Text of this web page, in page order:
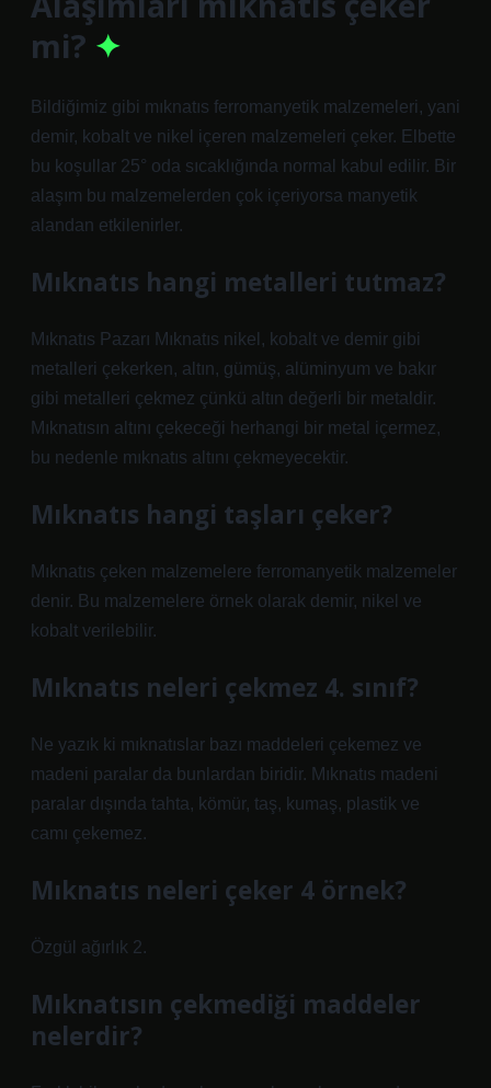
mi?
Bildiğimiz gibi mıknatıs ferromanyetik malzemeleri, yani
demir, kobalt ve nikel içeren malzemeleri çeker. Elbette
bu koşullar 25° oda sıcaklığında normal kabul edilir. Bir
alaşım bu malzemelerden çok içeriyorsa manyetik
alandan etkilenirler.
Mıknatıs hangi metalleri tutmaz?
Mıknatıs Pazarı Mıknatıs nikel, kobalt ve demir gibi
metalleri çekerken, altın, gümüş, alüminyum ve bakır
gibi metalleri çekmez çünkü altın değerli bir metaldir.
Mıknatısın altını çekeceği herhangi bir metal içermez,
bu nedenle mıknatıs altını çekmeyecektir.
Mıknatıs hangi taşları çeker?
Mıknatıs çeken malzemelere ferromanyetik malzemeler
denir. Bu malzemelere örnek olarak demir, nikel ve
kobalt verilebilir.
Mıknatıs neleri çekmez 4. sınıf?
Ne yazık ki mıknatıslar bazı maddeleri çekemez ve
madeni paralar da bunlardan biridir. Mıknatıs madeni
paralar dışında tahta, kömür, taş, kumaş, plastik ve
camı çekemez.
Mıknatıs neleri çeker 4 örnek?
Özgül ağırlık 2.
Mıknatısın çekmediği maddeler
nelerdir?